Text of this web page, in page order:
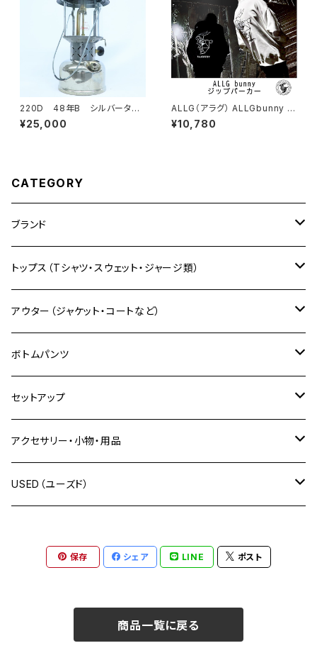
220D 48年B シルバータン
ク ヴィンテージランタン Col
eman(コールマン) ランプ
¥25,000
ALLG（アラグ） ALLGbunny ビ
ックシルエット ロゴジップアップ
PK AL25-1105
¥10,780
CATEGORY
ブランド
自社限定販売
モンチッチシリーズ
ALLG（アラグ）
XLARGE（エクストララージ）
X-girl（エックスガール）
SBLM.（エスビーエムエル）
絡繰魂（カラクリタマシイ）
cookman（クックマン）
トップス（Tシャツ・スウェット・ジャージ類）
Tシャツ
長袖Tシャツ
半袖Tシャツ
シャツ
長袖シャツ
半袖シャツ
ポロ
トレーナー
スタンダード プルオーバー
パーカー
ジップパーカー
ハーフジップパーカー
アウター（ジャケット・コートなど）
ジャケット
ベスト
スカジャン
ボトムパンツ
フルレングス
ショートパンツ
つなぎ・オーバーオール
セットアップ
上下セット
上下別売り
アクセサリー・小物・用品
帽子
ブレスレット
USED（ユーズド）
アウトドア用品
保存 シェア LINE ポスト
商品一覧に戻る